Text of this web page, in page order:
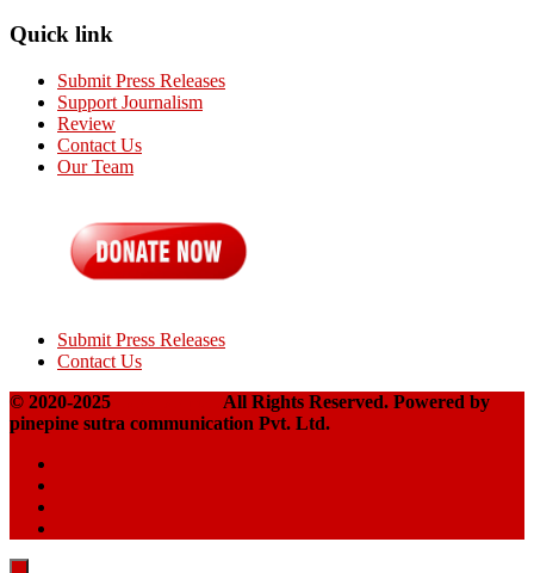
Quick link
Submit Press Releases
Support Journalism
Review
Contact Us
Our Team
Submit Press Releases
Contact Us
© 2020-2025
All Rights Reserved. Powered by
pinepine sutra communication Pvt. Ltd.